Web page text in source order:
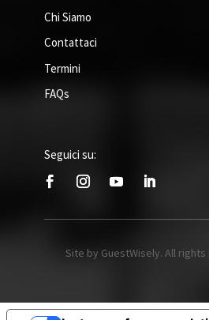
Chi Siamo
Contattaci
Termini
FAQs
Seguici su:
Site by GuestWisely. All